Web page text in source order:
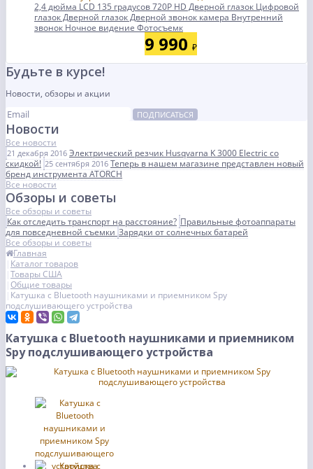
2,4 дюйма LCD 135 градусов 720P HD Дверной глазок Цифровой
глазок Дверной глазок Дверной звонок камера Внутренний
звонок Ночное видение Фотосъемк
9 990 ₽
Будьте в курсе!
Новости, обзоры и акции
ПОДПИСАТЬСЯ
Новости
Все новости
21 декабря 2016 Электрический резчик Husqvarna K 3000 Electric со
скидкой! 25 сентября 2016 Теперь в нашем магазине представлен новый
бренд инструмента ATORCH
Все новости
Обзоры и советы
Все обзоры и советы
Как отследить транспорт на расстояние? Правильные фотоаппараты
для повседневной съемкиЗарядки от солнечных батарей
Все обзоры и советы
Главная
Каталог товаров
Товары США
Общие товары
Катушка с Bluetooth наушниками и приемником Spy
подслушивающего устройства
Катушка с Bluetooth наушниками и приемником
Spy подслушивающего устройства